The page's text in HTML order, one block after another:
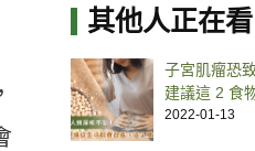
其他人正在看
子宮肌瘤恐
建議這 2 食
膳養生
2022-01-13